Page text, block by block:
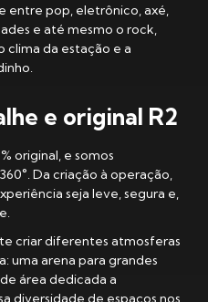
entre pop, eletrônico, axé,
e até mesmo o rock,
clima da estação e a
e original R2
original, e somos
Da criação à operação,
seja leve, segura e,
criar diferentes atmosferas
uma arena para grandes
área dedicada a
diversidade de espaços nos